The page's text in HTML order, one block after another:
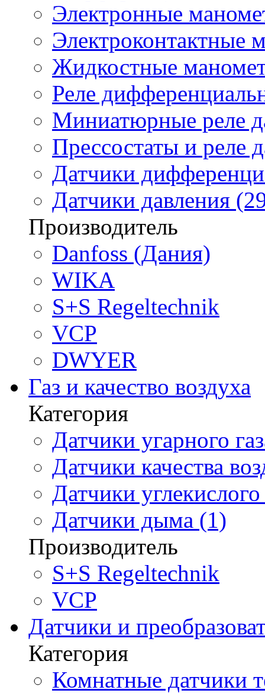
Электронные
Электроконтактные
Жидкостные
Реле
Миниатюрные реле
Прессостаты и реле
Датчики
Датчики давления
Производитель
Danfoss (Дания)
WIKA
S+S Regeltechnik
VCP
DWYER
Газ и качество воздуха
Категория
Датчики угарного
Датчики качества
Датчики
Датчики дыма (1)
Производитель
S+S Regeltechnik
VCP
Датчики и
Категория
Комнатные датчики